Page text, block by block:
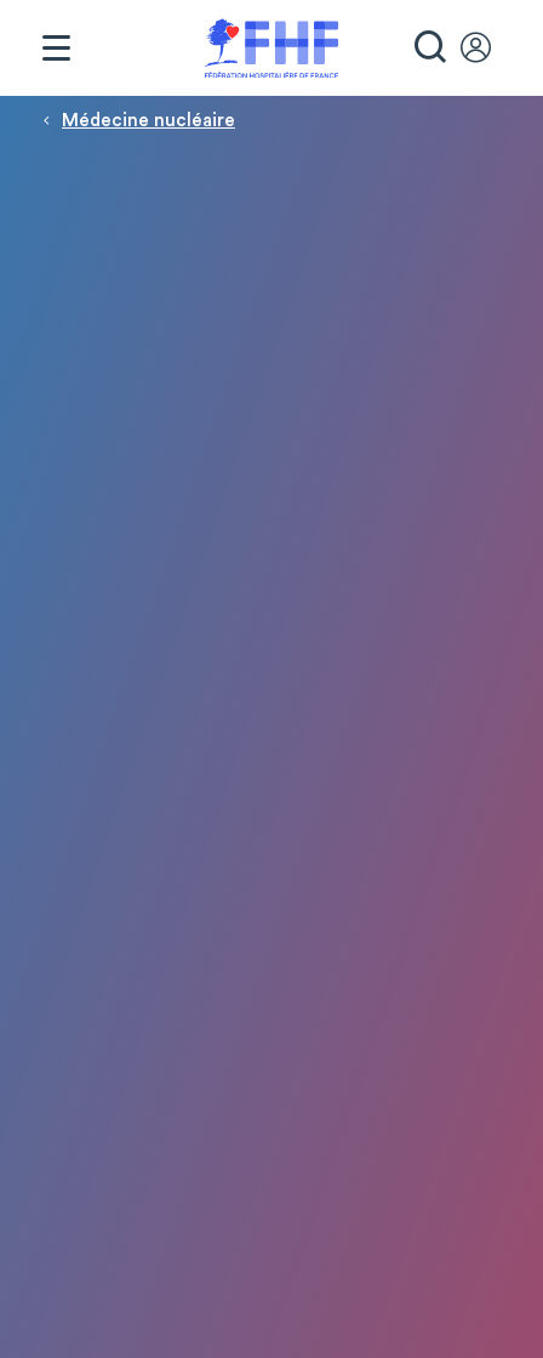
Fil d'Ariane
Médecine nucléaire
Panneau de gestion des cookies